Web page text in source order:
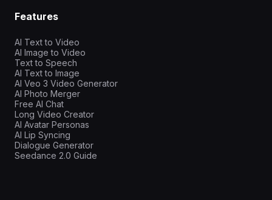
Features
AI Text to Video
AI Image to Video
Text to Speech
AI Text to Image
AI Veo 3 Video Generator
AI Photo Merger
Free AI Chat
Long Video Creator
AI Avatar Personas
AI Lip Syncing
Dialogue Generator
Seedance 2.0 Guide